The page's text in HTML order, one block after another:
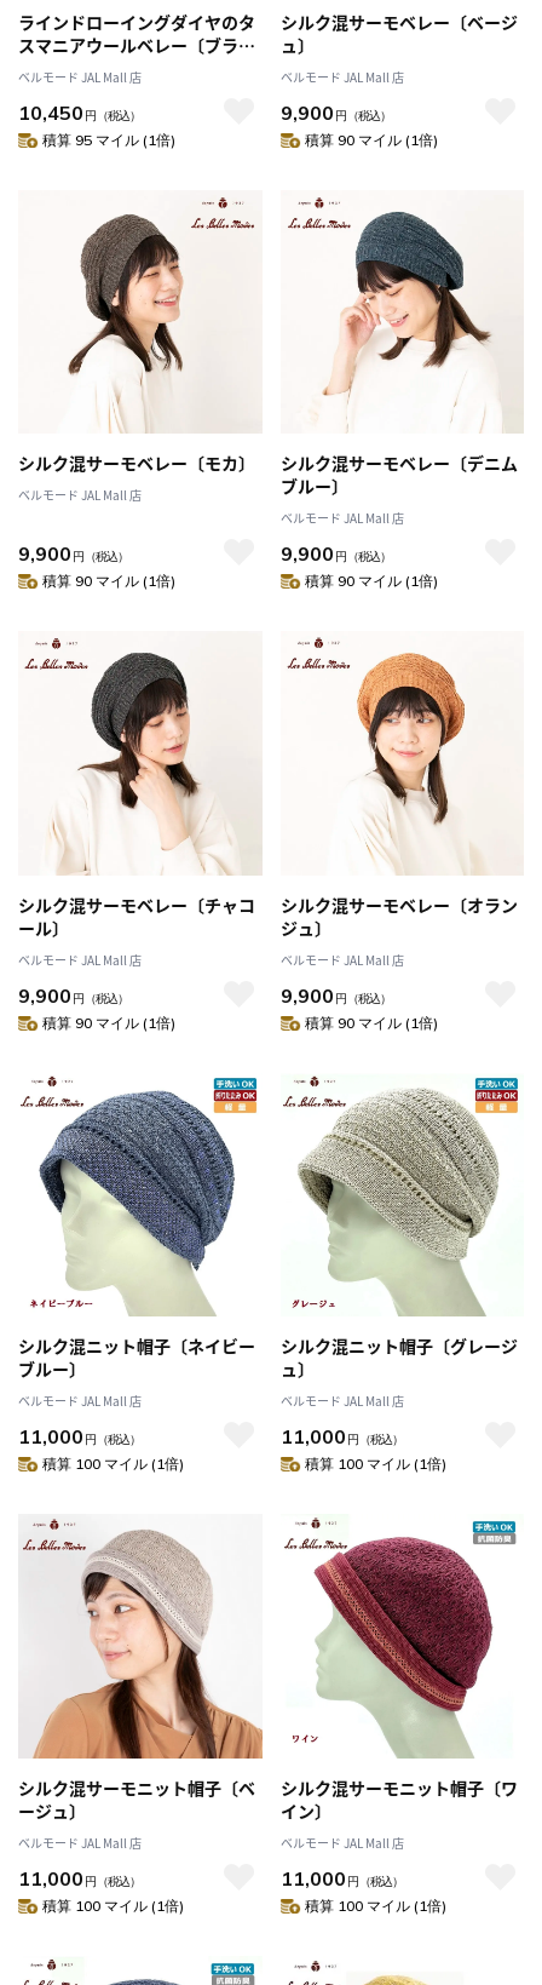
ラインドローイングダイヤのタ
スマニアウールベレー〔ブラッ
ク〕
ベルモード JAL Mall 店
10,450 円 （税込）
積算 95 マイル (1倍)
シルク混サーモベレー〔ベージ
ュ〕
ベルモード JAL Mall 店
9,900 円 （税込）
積算 90 マイル (1倍)
シルク混サーモベレー〔モカ〕
ベルモード JAL Mall 店
9,900 円 （税込）
積算 90 マイル (1倍)
シルク混サーモベレー〔デニム
ブルー〕
ベルモード JAL Mall 店
9,900 円 （税込）
積算 90 マイル (1倍)
シルク混サーモベレー〔チャコ
ール〕
ベルモード JAL Mall 店
9,900 円 （税込）
積算 90 マイル (1倍)
シルク混サーモベレー〔オラン
ジュ〕
ベルモード JAL Mall 店
9,900 円 （税込）
積算 90 マイル (1倍)
シルク混ニット帽子〔ネイビー
ブルー〕
ベルモード JAL Mall 店
11,000 円 （税込）
積算 100 マイル (1倍)
シルク混ニット帽子〔グレージ
ュ〕
ベルモード JAL Mall 店
11,000 円 （税込）
積算 100 マイル (1倍)
シルク混サーモニット帽子〔ベ
ージュ〕
ベルモード JAL Mall 店
11,000 円 （税込）
積算 100 マイル (1倍)
シルク混サーモニット帽子〔ワ
イン〕
ベルモード JAL Mall 店
11,000 円 （税込）
積算 100 マイル (1倍)